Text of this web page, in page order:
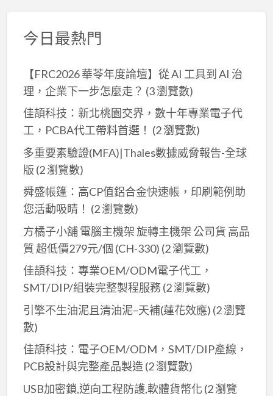
今日最熱門
【FRC2026 華苓年度論壇】從 AI 工具到 AI 治
理，企業下一步怎麼走？ (3 瀏覽數)
佳頡科技：新北桃園交界，數十年專業電子代
工，PCBA代工帶料首選！ (2 瀏覽數)
多重要素驗證(MFA)|Thales數據威脅報告-全球
版 (2 瀏覽數)
舜盛帳篷：高CP值鋁合金快速帳，印刷範例助
您活動吸睛！ (2 瀏覽數)
方橘子小舖 電腦主機架 旋轉主機架 公司貨 高品
質 超低價279元/個 (CH-330) (2 瀏覽數)
佳頡科技：專業OEM/ODM電子代工，
SMT/DIP/組裝完整製程服務(2 瀏覽數)
引擎不生油泥且清油泥–天補(蓮花效應) (2 瀏覽
數)
佳頡科技：電子OEM/ODM，SMT/DIP產線，
PCB設計與完整產品製造 (2 瀏覽數)
USB加密鎖,逆向工程防護,軟體貨幣化 (2 瀏覽